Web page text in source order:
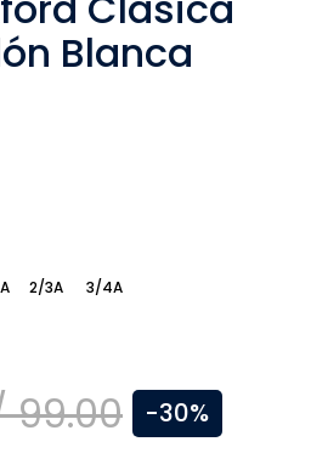
Blanca
2/3A 3/4A
99.00 -30%